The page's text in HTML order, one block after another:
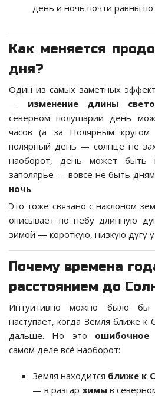
день и ночь почти равны
Как меняется
дня?
Один из самых заметных
— изменение длины
северном полушарии день
часов (а за Полярным
полярный день — солнце не
наоборот, день может быть
заполярье — вовсе не быть
ночь.
Это тоже связано с наклоном
описывает по небу длинную
зимой — короткую, низкую дугу у
Почему времена
расстоянием до
Интуитивно можно было бы
наступает, когда Земля ближе
дальше. Но это ошибочное
самом деле всё наоборот:
Земля находится ближе к
— в разгар зимы в